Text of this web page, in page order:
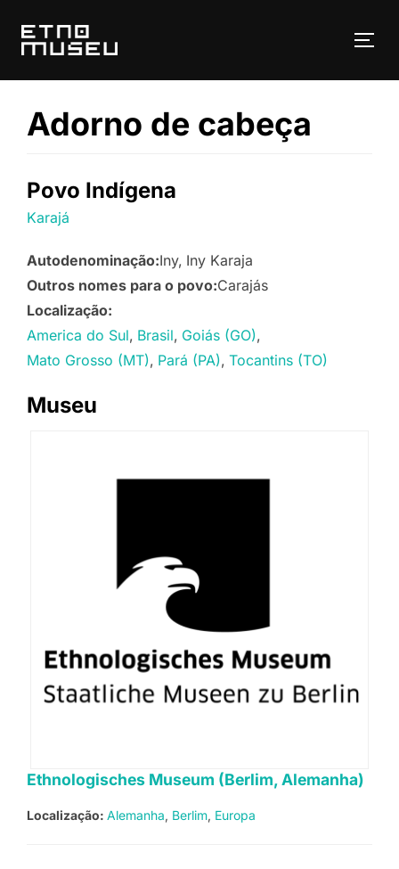
para
Adorno de cabeça
Povo Indígena
Karajá
Autodenominação:Iny Iny Karaja
Outros nomes para o povo:Carajás
Localização:
America do Sul Brasil Goiás (GO)
Mato Grosso (MT) Pará (PA) Tocantins (TO)
Museu
Ethnologisches Museum (Berlim, Alemanha)
Localização: Alemanha Berlim Europa